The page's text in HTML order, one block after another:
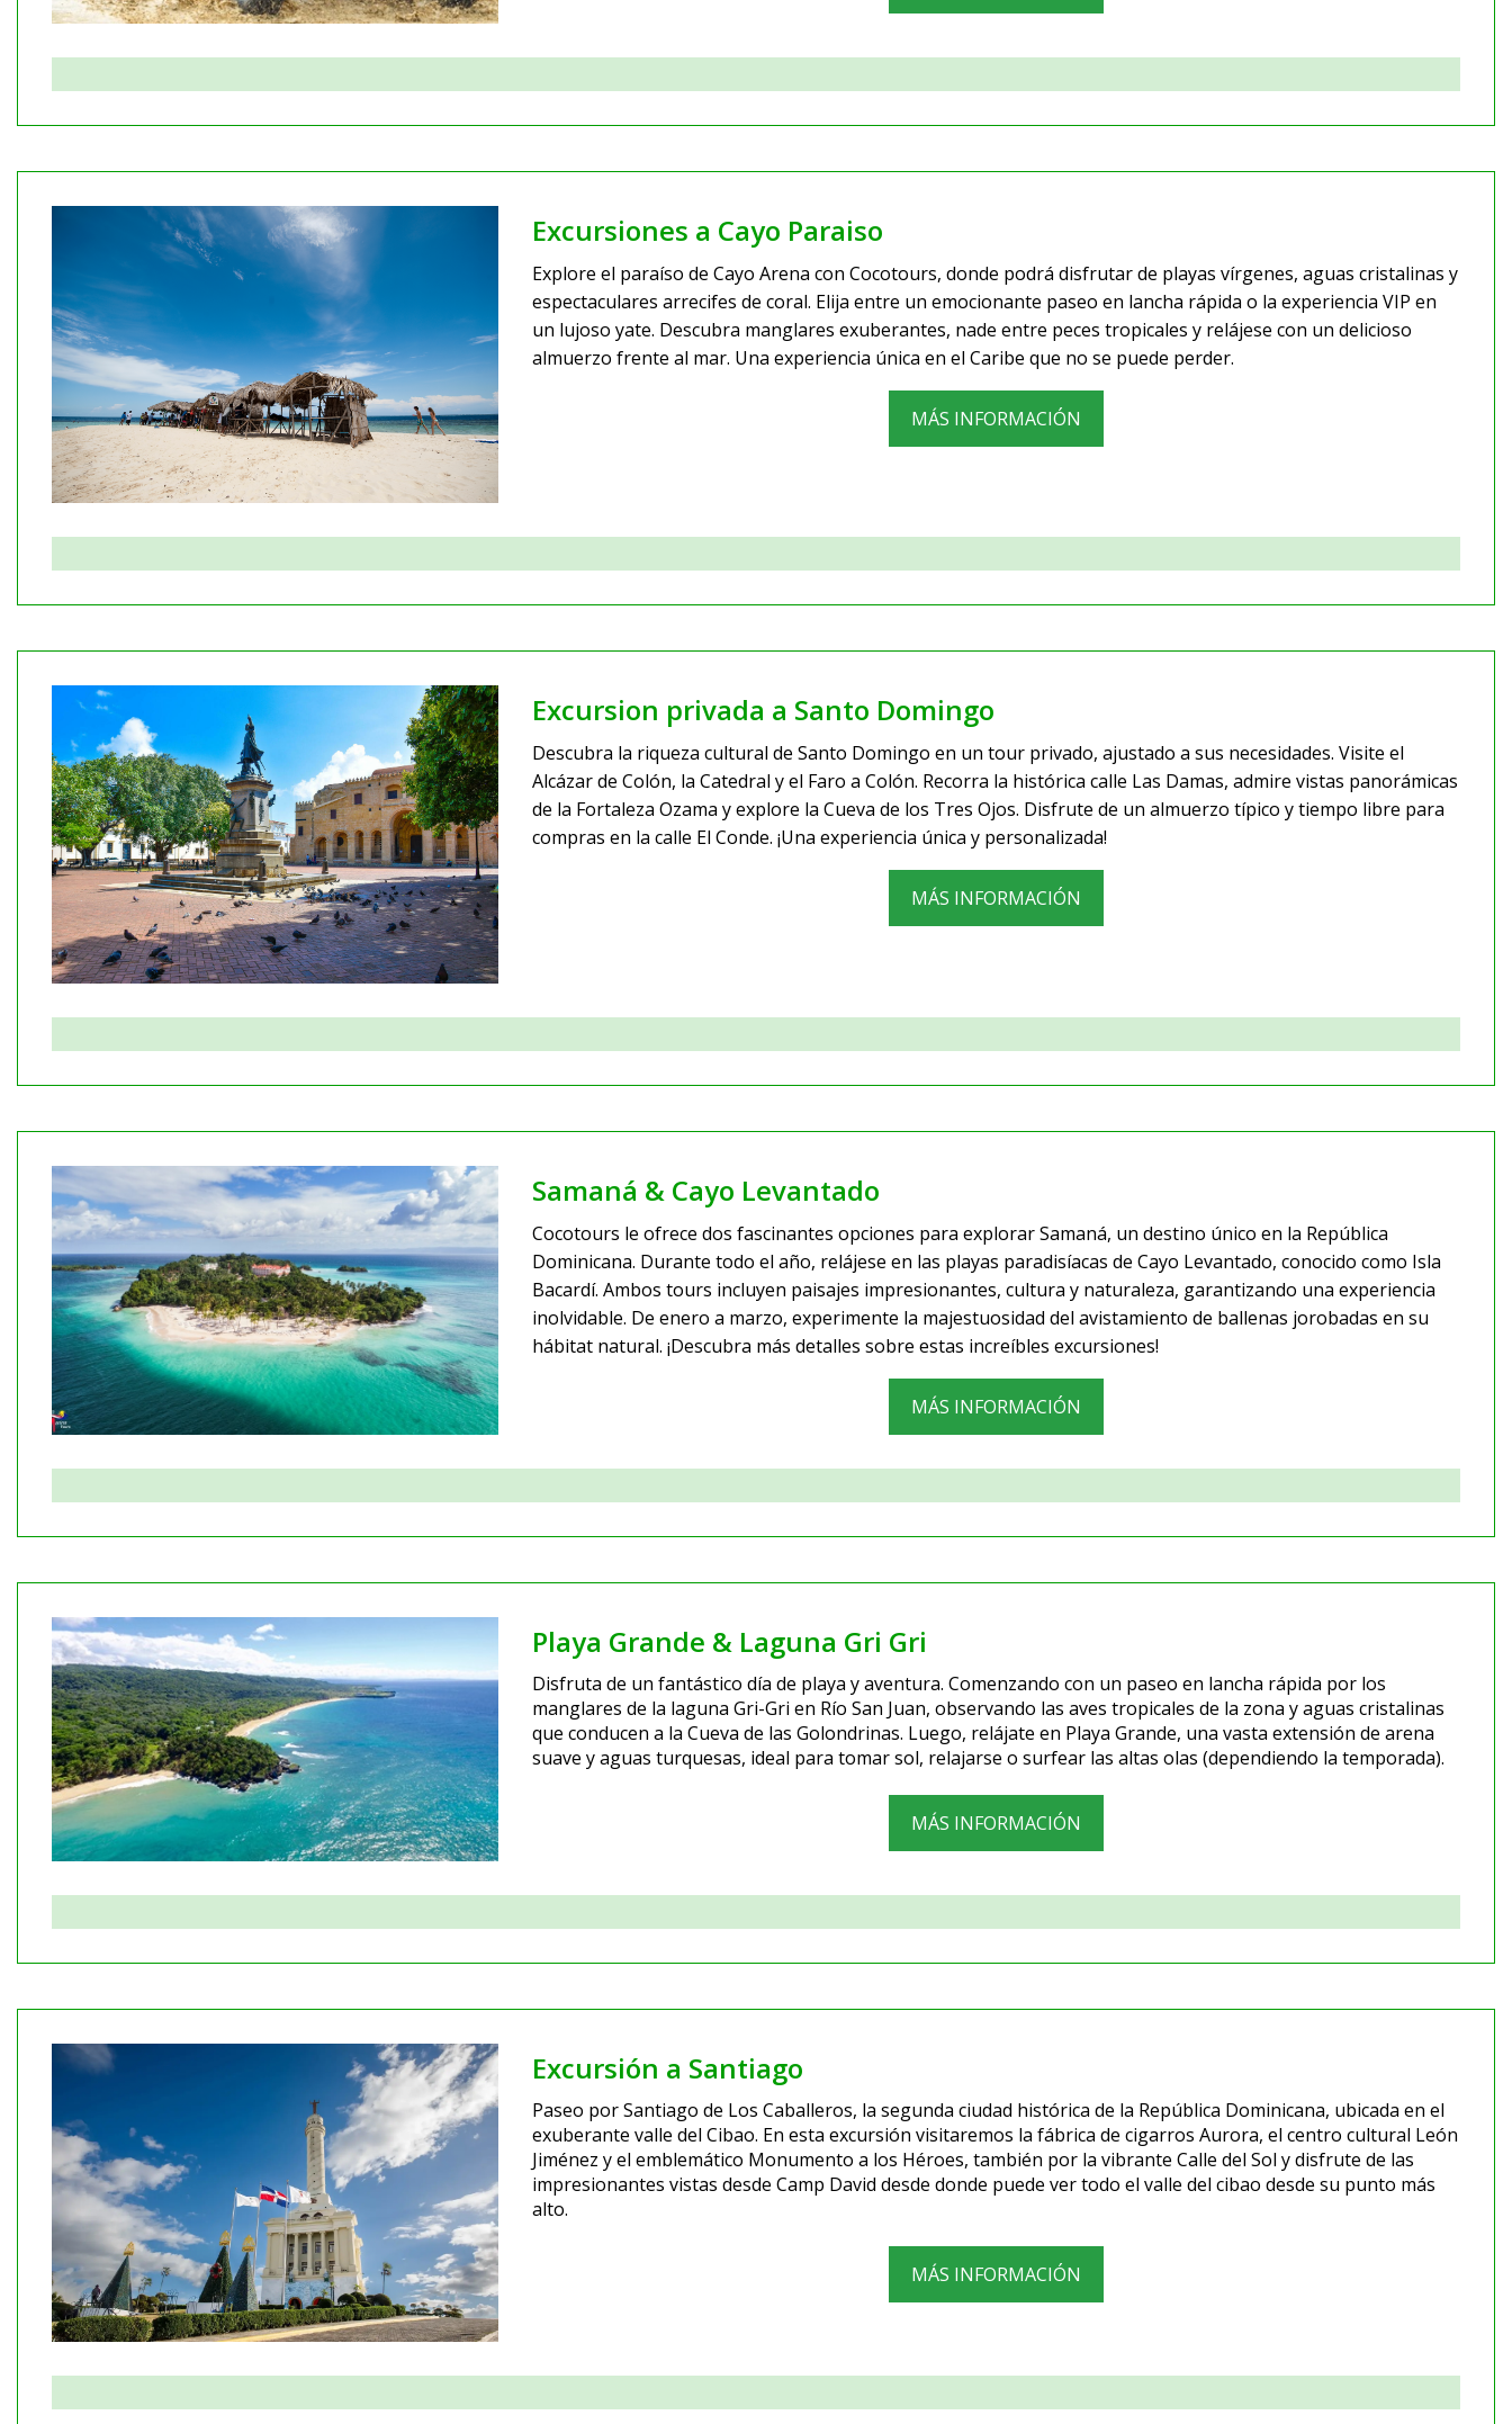
Excursiones a Cayo Paraiso
Explore el paraíso de Cayo Arena con Cocotours, donde podrá disfrutar de playas vírgenes, aguas cristalinas y
espectaculares arrecifes de coral. Elija entre un emocionante paseo en lancha rápida o la experiencia VIP en
un lujoso yate. Descubra manglares exuberantes, nade entre peces tropicales y relájese con un delicioso
almuerzo frente al mar. Una experiencia única en el Caribe que no se puede perder.
MÁS INFORMACIÓN
Excursion privada a Santo Domingo
Descubra la riqueza cultural de Santo Domingo en un tour privado, ajustado a sus necesidades. Visite el
Alcázar de Colón, la Catedral y el Faro a Colón. Recorra la histórica calle Las Damas, admire vistas panorámicas
de la Fortaleza Ozama y explore la Cueva de los Tres Ojos. Disfrute de un almuerzo típico y tiempo libre para
compras en la calle El Conde. ¡Una experiencia única y personalizada!
MÁS INFORMACIÓN
Samaná & Cayo Levantado
Cocotours le ofrece dos fascinantes opciones para explorar Samaná, un destino único en la República
Dominicana. Durante todo el año, relájese en las playas paradisíacas de Cayo Levantado, conocido como Isla
Bacardí. Ambos tours incluyen paisajes impresionantes, cultura y naturaleza, garantizando una experiencia
inolvidable. De enero a marzo, experimente la majestuosidad del avistamiento de ballenas jorobadas en su
hábitat natural. ¡Descubra más detalles sobre estas increíbles excursiones!
MÁS INFORMACIÓN
Playa Grande & Laguna Gri Gri
Disfruta de un fantástico día de playa y aventura. Comenzando con un paseo en lancha rápida por los
manglares de la laguna Gri-Gri en Río San Juan, observando las aves tropicales de la zona y aguas cristalinas
que conducen a la Cueva de las Golondrinas. Luego, relájate en Playa Grande, una vasta extensión de arena
suave y aguas turquesas, ideal para tomar sol, relajarse o surfear las altas olas (dependiendo la temporada).
MÁS INFORMACIÓN
Excursión a Santiago
Paseo por Santiago de Los Caballeros, la segunda ciudad histórica de la República Dominicana, ubicada en el
exuberante valle del Cibao. En esta excursión visitaremos la fábrica de cigarros Aurora, el centro cultural León
Jiménez y el emblemático Monumento a los Héroes, también por la vibrante Calle del Sol y disfrute de las
impresionantes vistas desde Camp David desde donde puede ver todo el valle del cibao desde su punto más
alto.
MÁS INFORMACIÓN